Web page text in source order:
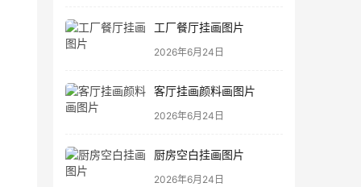
工厂餐厅挂画图片
2026年6月24日
客厅挂画颜料画图片
2026年6月24日
厨房空白挂画图片
2026年6月24日